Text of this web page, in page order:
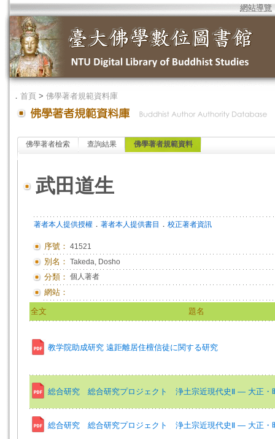
網站導覽
． 首頁 > 佛學著者規範資料庫
佛學著者檢索 查詢結果 佛學著者規範資料
武田道生
著者本人提供授權 ． 著者本人提供書目 ． 校正著者資訊
序號： 41521
別名： Takeda, Dosho
分類： 個人著者
網站：
全文 題名
教学院助成研究 遠距離居住檀信徒に関する研究
総合研究 総合研究プロジェクト 浄土宗近現代史Ⅱ — 大正
総合研究 総合研究プロジェクト 浄土宗近現代史Ⅱ — 大正